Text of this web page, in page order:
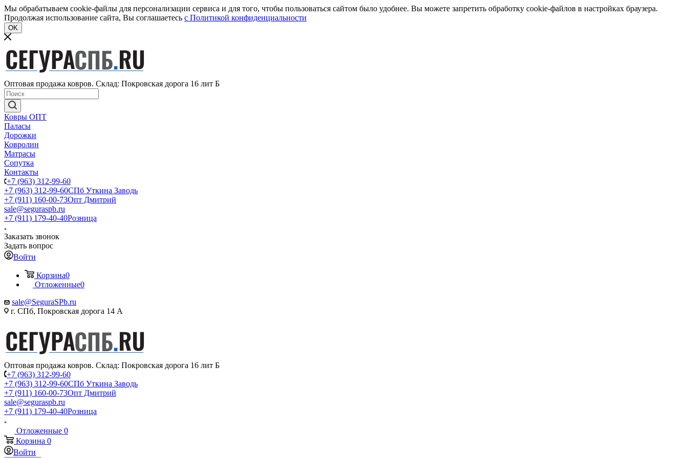
Мы обрабатываем cookie-файлы для персонализации сервиса и для того, чтобы пользоваться сайтом было удобнее. Вы можете запретить обработку cookie-файлов в настройках браузера.
Продолжая использование сайта, Вы соглашаетесь c Политикой конфиденциальности
OK
Оптовая продажа ковров. Склад: Покровская дорога 16 лит Б
Ковры ОПТ
Паласы
Дорожки
Ковролин
Матрасы
Сопутка
Контакты
+7 (963) 312-99-60
+7 (963) 312-99-60СПб Уткина Заводь
+7 (911) 160-00-73Опт Дмитрий
sale@seguraspb.ru
+7 (911) 179-40-40Розница
Заказать звонок
Задать вопрос
Войти
Корзина0
Отложенные0
sale@SeguraSPb.ru
г. СПб, Покровская дорога 14 А
Оптовая продажа ковров. Склад: Покровская дорога 16 лит Б
+7 (963) 312-99-60
+7 (963) 312-99-60СПб Уткина Заводь
+7 (911) 160-00-73Опт Дмитрий
sale@seguraspb.ru
+7 (911) 179-40-40Розница
Отложенные 0
Корзина 0
Войти